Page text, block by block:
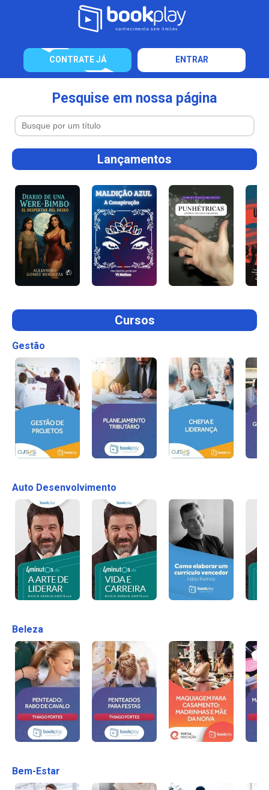
CONTRATE JÁ ENTRAR
Pesquise em nossa página
Lançamentos
Cursos
Gestão
Auto Desenvolvimento
Beleza
Bem-Estar